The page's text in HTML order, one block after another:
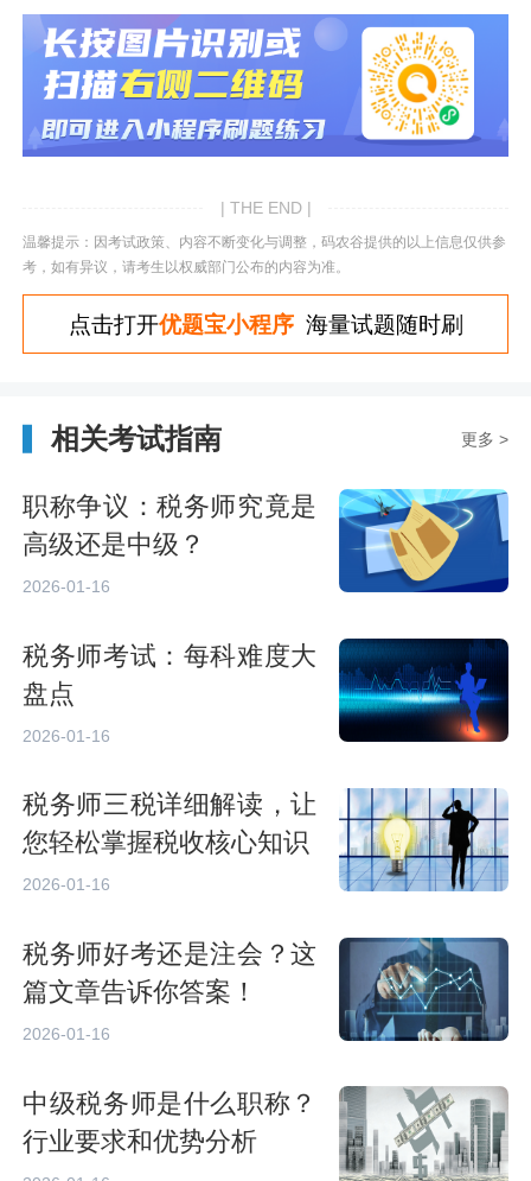
| THE END |
温馨提示：因考试政策、内容不断变化与调整，码农谷提供的以上信息仅供参
考，如有异议，请考生以权威部门公布的内容为准。
点击打开优题宝小程序海量试题随时刷
相关考试指南 更多 >
职称争议：税务师究竟是
高级还是中级？
2026-01-16
税务师考试：每科难度大
盘点
2026-01-16
税务师三税详细解读，让
您轻松掌握税收核心知识
2026-01-16
税务师好考还是注会？这
篇文章告诉你答案！
2026-01-16
中级税务师是什么职称？
行业要求和优势分析